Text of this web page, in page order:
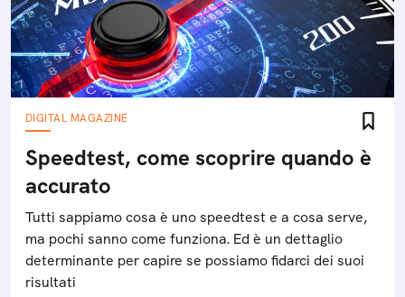
DIGITAL MAGAZINE
Speedtest, come scoprire quando è
accurato
Tutti sappiamo cosa è uno speedtest e a cosa serve,
ma pochi sanno come funziona. Ed è un dettaglio
determinante per capire se possiamo fidarci dei suoi
risultati